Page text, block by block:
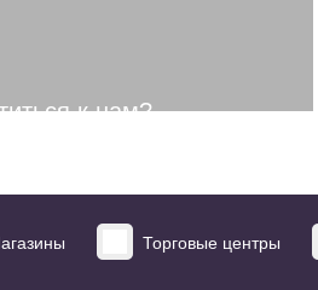
к нам?
Торговые центры